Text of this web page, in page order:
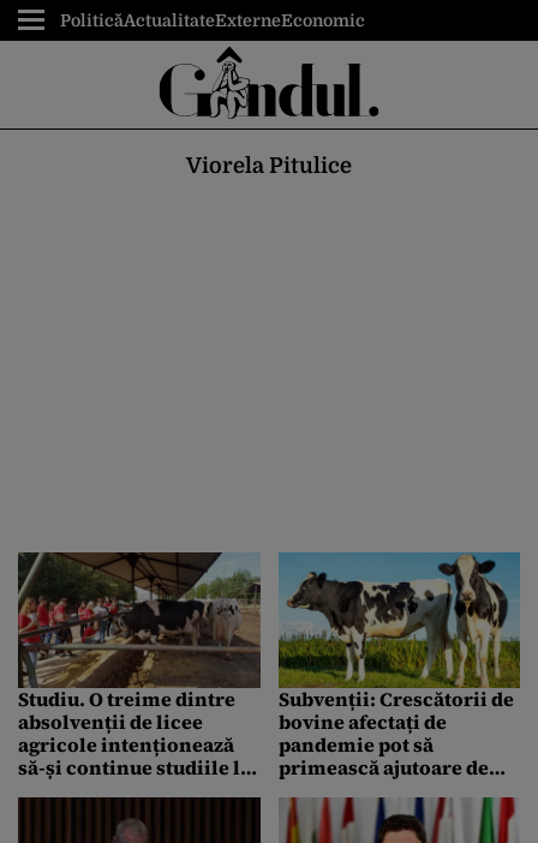
PoliticăActualitateExterneEconomic
Viorela Pitulice
Studiu. O treime dintre
absolvenții de licee
agricole intenționează
să-și continue studiile la
afacere proprie
Subvenții: Crescătorii de
bovine afectați de
pandemie pot să
primească ajutoare de
Până când poate fi depusă
cererea